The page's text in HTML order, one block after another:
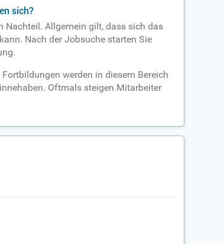
sich?
Nachteil. Allgemein gilt, dass sich das
Nach der Jobsuche starten Sie
werden in diesem Bereich
Oftmals steigen Mitarbeiter